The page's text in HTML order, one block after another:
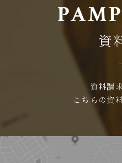
資
資料請
こちらの資